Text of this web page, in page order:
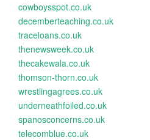
cowboysspot.co.uk
decemberteaching.co.uk
traceloans.co.uk
thenewsweek.co.uk
thecakewala.co.uk
thomson-thorn.co.uk
wrestlingagrees.co.uk
underneathfoiled.co.uk
spanosconcerns.co.uk
telecomblue.co.uk